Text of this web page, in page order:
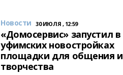
Новости 30 ИЮЛЯ , 12:59
«Домосервис» запустил в
уфимских новостройках
площадки для общения и
творчества